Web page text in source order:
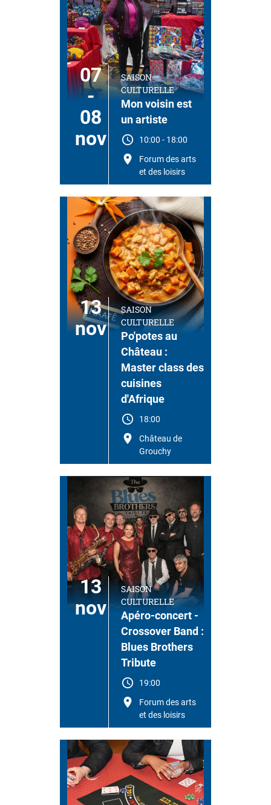
07
-
08
nov
SAISON
CULTURELLE
Mon voisin est
un artiste
10:00 - 18:00
Forum des arts
et des loisirs
13
nov
SAISON
CULTURELLE
Po'potes au
Château :
Master class des
cuisines
d'Afrique
18:00
Château de
Grouchy
13
nov
SAISON
CULTURELLE
Apéro-concert -
Crossover Band :
Blues Brothers
Tribute
19:00
Forum des arts
et des loisirs